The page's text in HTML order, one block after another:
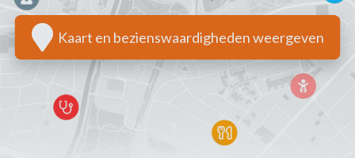
Kaart en bezienswaardigheden weergeven